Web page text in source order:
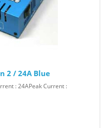
2 / 24A Blue
: 24APeak Current :